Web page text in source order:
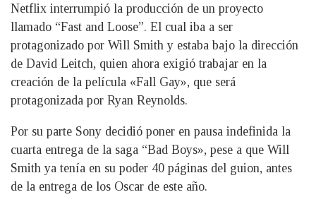
Netflix interrumpió la producción de un proyecto
llamado “Fast and Loose”. El cual iba a ser
protagonizado por Will Smith y estaba bajo la dirección
de David Leitch, quien ahora exigió trabajar en la
creación de la película «Fall Gay», que será
protagonizada por Ryan Reynolds.
Por su parte Sony decidió poner en pausa indefinida la
cuarta entrega de la saga “Bad Boys», pese a que Will
Smith ya tenía en su poder 40 páginas del guion, antes
de la entrega de los Oscar de este año.